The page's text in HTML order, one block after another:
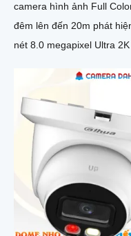
camera hình ảnh Full
đêm lên đến 20m phát
nét 8.0 megapixel Ultra